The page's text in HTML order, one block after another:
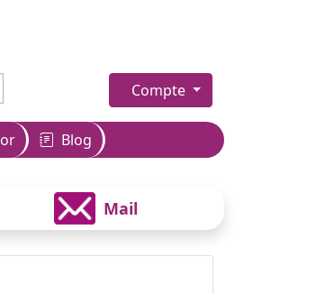
Compte
Blog
Mail